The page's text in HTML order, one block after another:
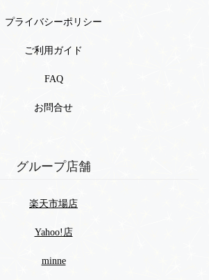
プライバシーポリシー
ご利用ガイド
FAQ
お問合せ
グループ店舗
楽天市場店
Yahoo!店
minne